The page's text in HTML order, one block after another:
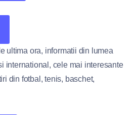
ultima ora, informatii din lumea
international, cele mai interesante
din fotbal, tenis, baschet,